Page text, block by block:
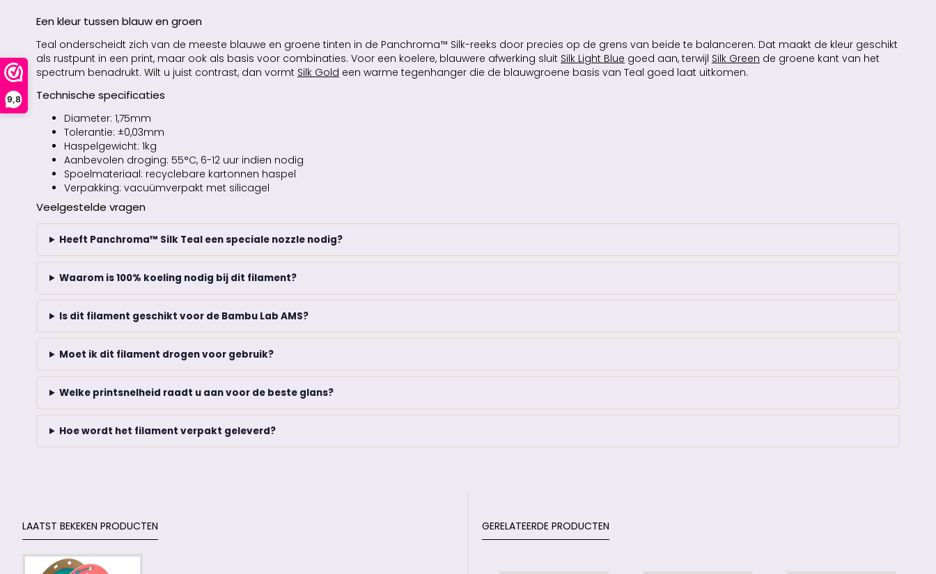
9,8
Een kleur tussen blauw en groen
Teal onderscheidt zich van de meeste blauwe en groene tinten in de Panchroma™ Silk-reeks door precies op de grens van beide te balanceren. Dat maakt de kleur geschikt
als rustpunt in een print, maar ook als basis voor combinaties. Voor een koelere, blauwere afwerking sluit Silk Light Blue goed aan, terwijl Silk Green de groene kant van het
spectrum benadrukt. Wilt u juist contrast, dan vormt Silk Gold een warme tegenhanger die de blauwgroene basis van Teal goed laat uitkomen.
Technische specificaties
Diameter: 1,75mm
Tolerantie: ±0,03mm
Haspelgewicht: 1kg
Aanbevolen droging: 55°C, 6-12 uur indien nodig
Spoelmateriaal: recyclebare kartonnen haspel
Verpakking: vacuümverpakt met silicagel
Veelgestelde vragen
Heeft Panchroma™ Silk Teal een speciale nozzle nodig?
Waarom is 100% koeling nodig bij dit filament?
Is dit filament geschikt voor de Bambu Lab AMS?
Moet ik dit filament drogen voor gebruik?
Welke printsnelheid raadt u aan voor de beste glans?
Hoe wordt het filament verpakt geleverd?
LAATST BEKEKEN PRODUCTEN GERELATEERDE PRODUCTEN